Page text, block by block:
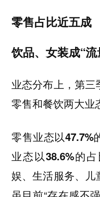
零售占比近五成
饮品、女装成“流
业态分布上，第
零售和餐饮两大业
零售业态以47.7%
业态以38.6%的
娱、生活服务、儿